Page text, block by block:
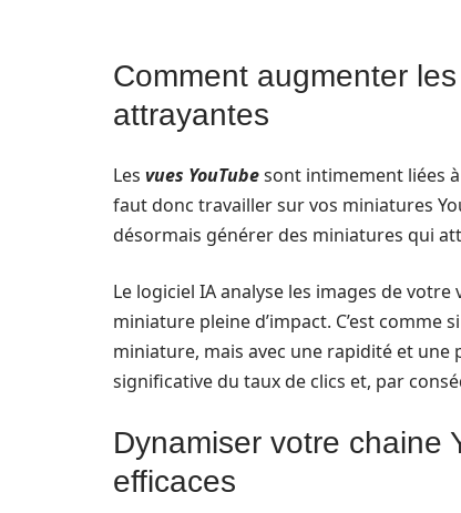
Comment augmenter
attrayantes
Les vues YouTubesont intimement liées
faut donc travailler sur vos miniatures
désormais générer des miniatures qui
Le logiciel IA analyse les images de
miniature pleine d’impact. C’est
miniature, mais avec une rapidité et une
significative du taux de clics et, par
Dynamiser votre chaine
efficaces